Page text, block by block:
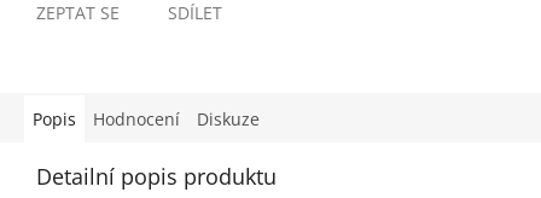
ZEPTAT SE SDÍLET
Popis Hodnocení Diskuze
Detailní popis produktu